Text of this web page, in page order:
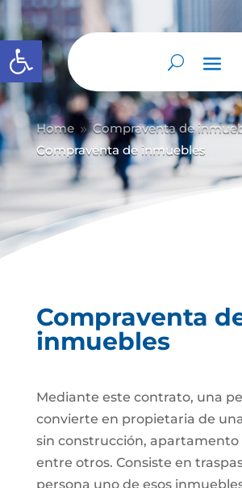
Abrir barra de herramientas
Home 9 Compraventa de
Compraventa de inmuebles
Compraventa
inmuebles
Mediante este contrato, una
convierte en propietaria de
sin construcción, apartamento
entre otros. Consiste en
persona uno de esos